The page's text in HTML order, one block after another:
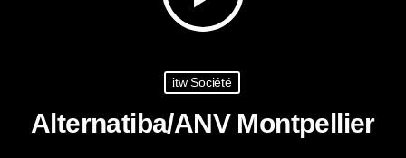
itw Société
Alternatiba/ANV Montpellier